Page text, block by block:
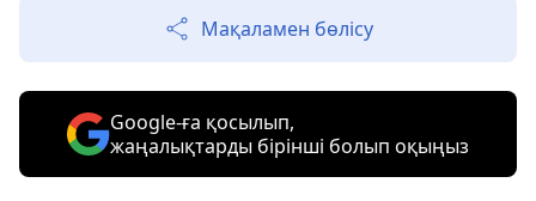
Мақаламен бөлісу
Google-ға қосылып,
жаңалықтарды бірінші болып оқыңыз